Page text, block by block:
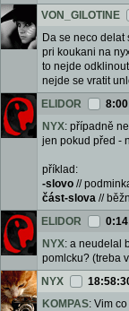
VON_GILOTINE
Da se neco
pri koukani na
to nejde
nejde se vratit
ELIDOR
NYX: případně
jen pokud před -
příklad:
-slovo //
část-slova //
ELIDOR
NYX: a neudelal
pomlcku? (treba
NYX
KOMPAS: Vim